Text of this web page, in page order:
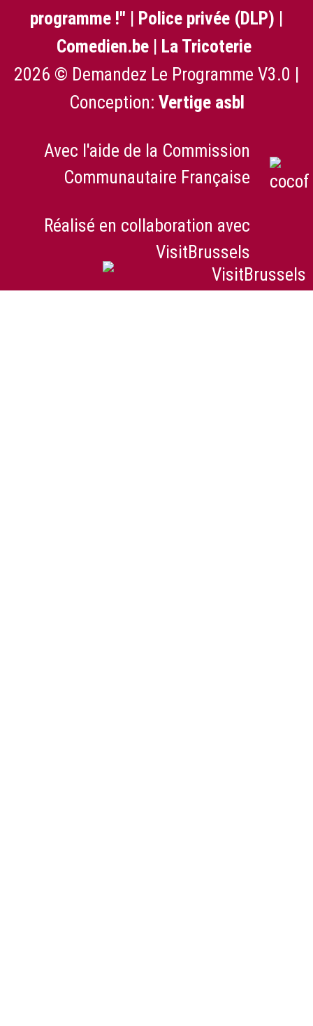
programme !" | Police privée (DLP) |
Comedien.be | La Tricoterie
2026 © Demandez Le Programme V3.0 |
Conception: Vertige asbl
Avec l'aide de la Commission
Communautaire Française
Réalisé en collaboration avec
VisitBrussels